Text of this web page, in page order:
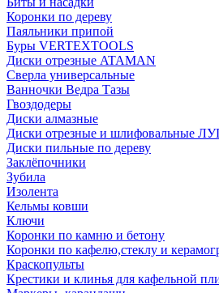
Коронки по дереву
Паяльники припой
Буры VERTEXTOOLS
Диски отрезные ATAMAN
Сверла универсальные
Ванночки Ведра Тазы
Гвоздодеры
Диски алмазные
Диски отрезные и шлифовальные
Диски пильные по дереву
Заклёпочники
Зубила
Изолента
Кельмы ковши
Ключи
Коронки по камню и бетону
Коронки по кафелю,стеклу и
Краскопульты
Крестики и клинья для кафельной